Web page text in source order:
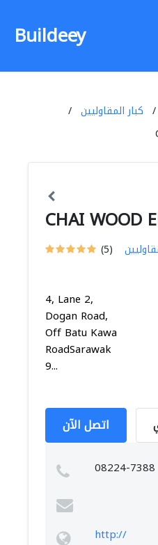
Buildeey
كبار المقاوليين
CHAI WOOD
(5)
4, Lane 2,
Dogan Road,
Off Batu Kawa
RoadSarawak
9...
اتصل الآن
08224-7388
http://